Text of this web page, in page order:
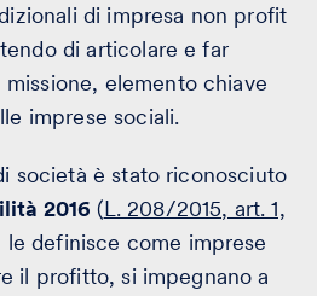
di impresa non profit
di articolare e far
elemento chiave
imprese sociali​.
società è stato riconosciuto
2016 (L. 208/2015, art. 1,
le definisce come imprese
il profitto, si impegnano a